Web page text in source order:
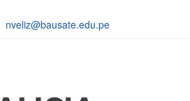
nveliz@bausate.edu.pe